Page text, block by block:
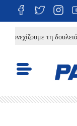
τη δουλειά»